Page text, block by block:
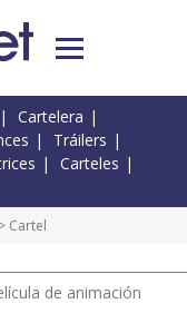
Cartelera
Tráilers
Carteles
> Cartel
de animación